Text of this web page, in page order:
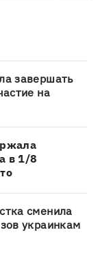
завершать
на
в 1/8
сменила
украинкам